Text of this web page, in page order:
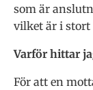
som är
vilket är i stort
Varför hittar
För att en